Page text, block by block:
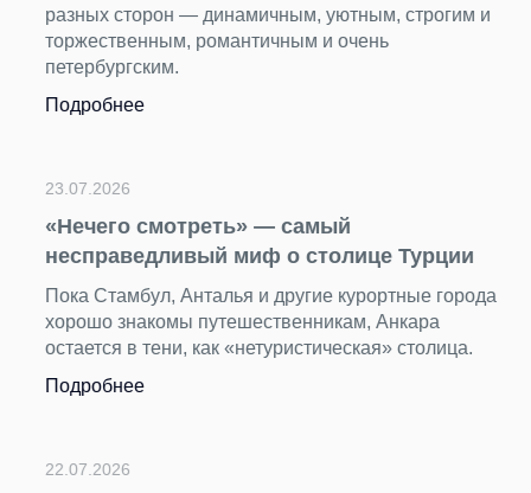
разных сторон — динамичным, уютным, строгим и
торжественным, романтичным и очень
петербургским.
Подробнее
23.07.2026
«Нечего смотреть» — самый
несправедливый миф о столице Турции
Пока Стамбул, Анталья и другие курортные города
хорошо знакомы путешественникам, Анкара
остается в тени, как «нетуристическая» столица.
Подробнее
22.07.2026